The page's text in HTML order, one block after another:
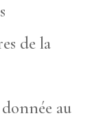
de la
au